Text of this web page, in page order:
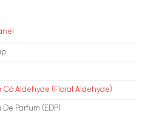
Cỏ Aldehyde (Floral Aldehyde)
De Parfum (EDP)